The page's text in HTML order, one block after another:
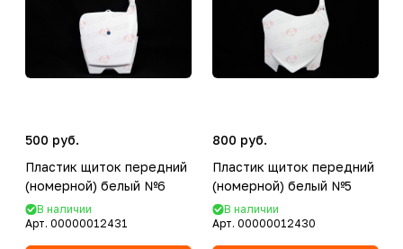
500 руб.
Пластик щиток передний
(номерной) белый №6
В наличии
Арт. 00000012431
800 руб.
Пластик щиток передний
(номерной) белый №5
В наличии
Арт. 00000012430